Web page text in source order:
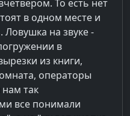
То есть нет
в одном месте и
Ловушка на звуке -
в
из книги,
операторы
так
все понимали